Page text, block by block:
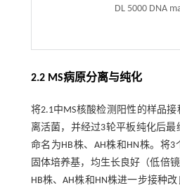
DL 5000 DNA
2.2 MS病原分离与纯化
将2.1中MS核酸检测阳性的样品
离活菌，并经过3轮平板纯化后最
命名为HB株、AH株和HN株。将
固体培养基，均生长良好（低倍
HB株、AH株和HN株进一步接种